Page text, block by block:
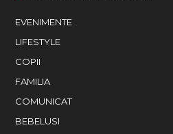
EVENIMENTE
LIFESTYLE
COPII
FAMILIA
COMUNICAT
BEBELUSI